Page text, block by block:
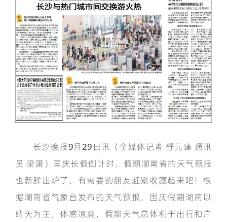
长沙晚报9月29日讯（全媒体记者 舒元臻 通讯
员 梁潇）国庆长假倒计时，假期湖南省的天气预报
也新鲜出炉了，有需要的朋友赶紧收藏起来吧！根
据湖南省气象台发布的天气预报，国庆假期湖南以
晴天为主，体感凉爽，假期天气总体利于出行和户